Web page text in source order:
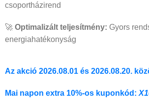
csoportházirend
🚀 Optimalizált teljesítmény: Gyors
energiahatékonyság
Az akció 2026.08.01 és 2026.08.20.
Mai napon extra 10%-os kuponkód: